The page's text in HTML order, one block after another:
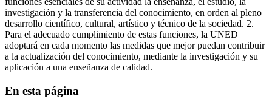
investigación y la transferencia del conocimiento, en orden al pleno
desarrollo científico, cultural, artístico y técnico de la sociedad. 2.
Para el adecuado cumplimiento de estas funciones, la UNED
adoptará en cada momento las medidas que mejor puedan contribuir
a la actualización del conocimiento, mediante la investigación y su
aplicación a una enseñanza de calidad.
En esta página